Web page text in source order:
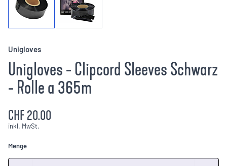
Unigloves
Unigloves - Clipcord Sleeves Schwarz
- Rolle a 365m
CHF 20.00
inkl. MwSt.
Menge